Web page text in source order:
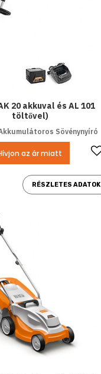
ad
20 akkuval és AL 101
töltővel)
Akkumulátoros Sövénynyíró
az ár miatt
RÉSZLETES ADATOK